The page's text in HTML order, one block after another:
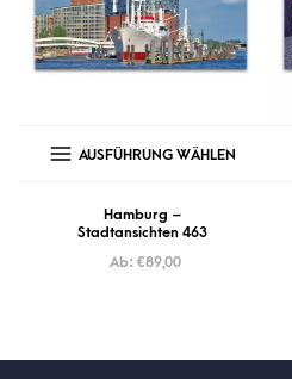
AUSFÜHRUNG WÄHLEN
Hamburg –
Stadtansichten 463
Ab: €89,00